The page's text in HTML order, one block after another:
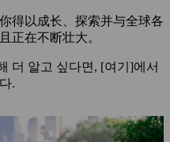
得以成长、探索并与全球各
正在不断壮大。
더 알고 싶다면, [여기]에서
.